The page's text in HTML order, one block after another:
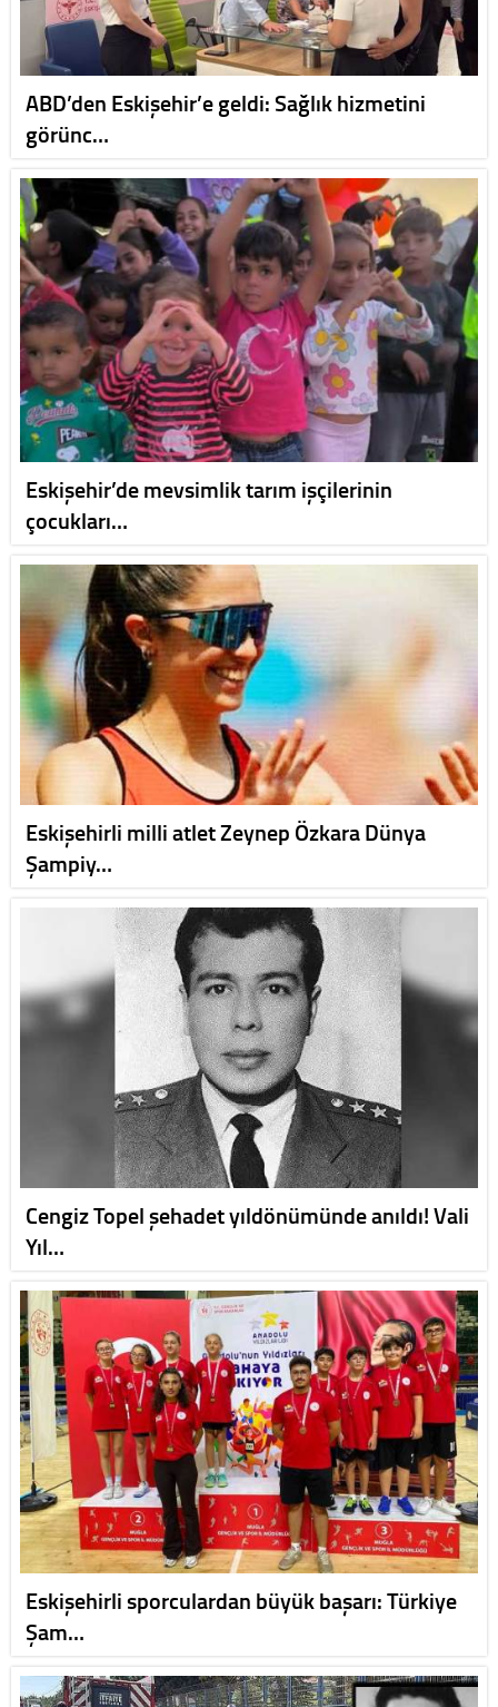
ABD’den Eskişehir’e geldi: Sağlık hizmetini
görünc…
Eskişehir’de mevsimlik tarım işçilerinin
çocukları…
Eskişehirli milli atlet Zeynep Özkara Dünya
Şampiy…
Cengiz Topel şehadet yıldönümünde anıldı! Vali
Yıl…
Eskişehirli sporculardan büyük başarı: Türkiye
Şam…